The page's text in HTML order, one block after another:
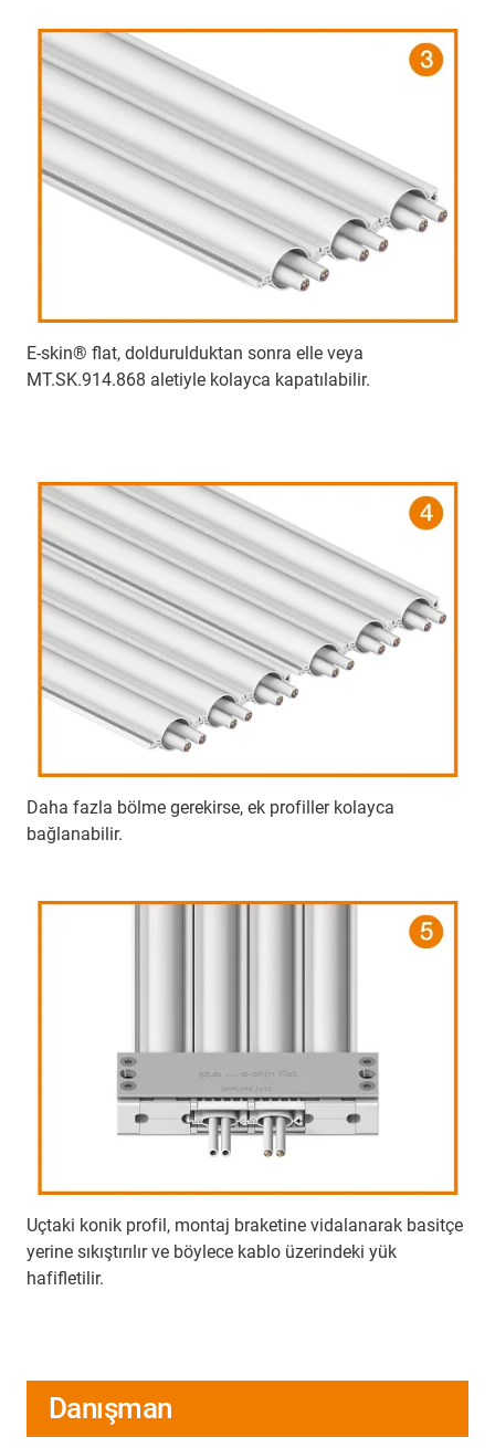
E-skin® flat, doldurulduktan sonra elle veya
MT.SK.914.868 aletiyle kolayca kapatılabilir.
Daha fazla bölme gerekirse, ek profiller kolayca
bağlanabilir.
Uçtaki konik profil, montaj braketine vidalanarak basitçe
yerine sıkıştırılır ve böylece kablo üzerindeki yük
hafifletilir.
Danışman